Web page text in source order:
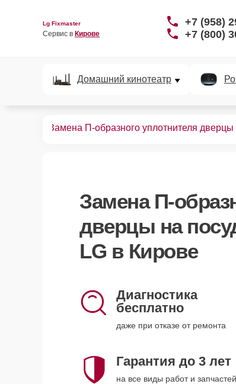
Lg Fixmaster
Сервис в Кирове
+7 (958)
+7 (800)
Домашний кинотеатр
Замена П-образного уплотнителя дверцы
Замена П-
дверцы на
LG в Кирове
Диагностика
бесплатно
даже при отказе от ремонта
Гарантия до 3 лет
на все виды работ и запчастей